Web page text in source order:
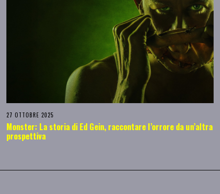
27 OTTOBRE 2025
Monster: La storia di Ed Gein, raccontare l’orrore da un’altra
prospettiva